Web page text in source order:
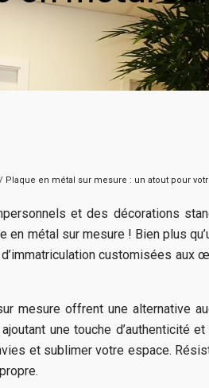
/ Plaque en métal sur mesure : un atout pour
et des décorations
en métal sur mesure ! Bien plus
customisées aux
mesure offrent une alternative
une touche d’authenticité
et sublimer votre espace.